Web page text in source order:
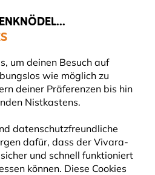
um deinen Besuch auf
wie möglich zu
deiner Präferenzen bis hin
Nistkastens.
datenschutzfreundliche
dafür, dass der Vivara-
und schnell funktioniert
können. Diese Cookies
in 11 Ländern
Igel Igel
TIERARTEN